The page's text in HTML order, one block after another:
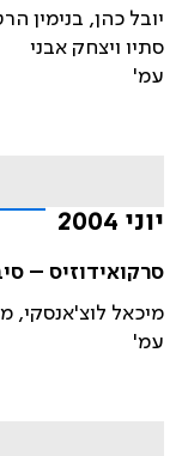
יובל כהן, בנימין
סתיו ויצחק אבני
עמ'
יוני 2004
סרקואידוזיס –
מיכאל לוצ'אנסקי,
עמ'